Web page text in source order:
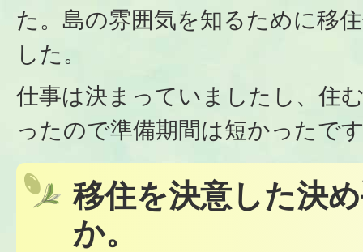
た。島の雰囲気を知るために移
した。
仕事は決まっていましたし、住
ったので準備期間は短かったで
移住を決意した決
か。